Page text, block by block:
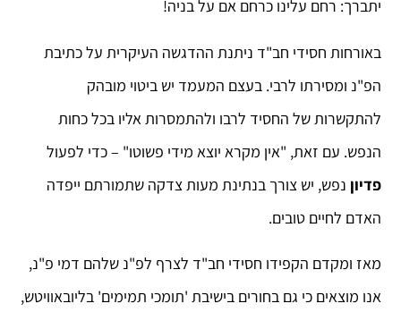
יתברך: רחם עלינו כרחם אם על בניה!
באורחות חסידי חב"ד ניתנת ההדגשה העיקרית על כתיבת
הפ"נ ומסירתו לרבי. בעצם המעמד יש ביטוי מובהק
להתקשרות של החסיד לרבו ולהתמסרות אליו בכל כחות
הנפש. עם זאת, "אין מקרא יוצא מידי פשוטו" – כדי לפעול
פדיון נפש, יש צורך בנתינת מעות צדקה שתמורתם ייפדה
האדם לחיים טובים.
מאז ומקדם הקפידו חסידי חב"ד לצרף לפ"נ שלהם דמי פ"נ,
אנו מוצאים כי גם בחורים בישיבת 'תומכי תמימים' בליובאוויטש,